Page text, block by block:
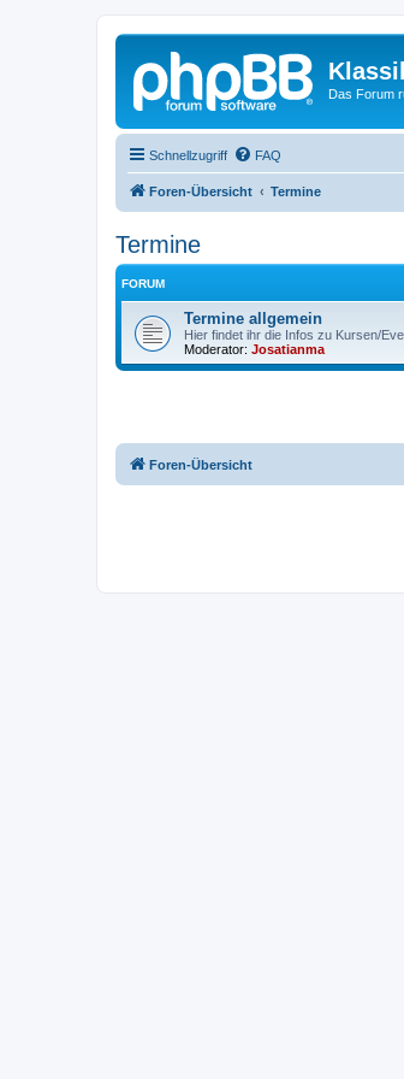
Das Forum
Schnellzugriff FAQ
Foren-Übersicht Termine
Termine
FORUM
Termine allgemein
Hier findet ihr die Infos zu Kursen/
Moderator: Josatianma
Foren-Übersicht